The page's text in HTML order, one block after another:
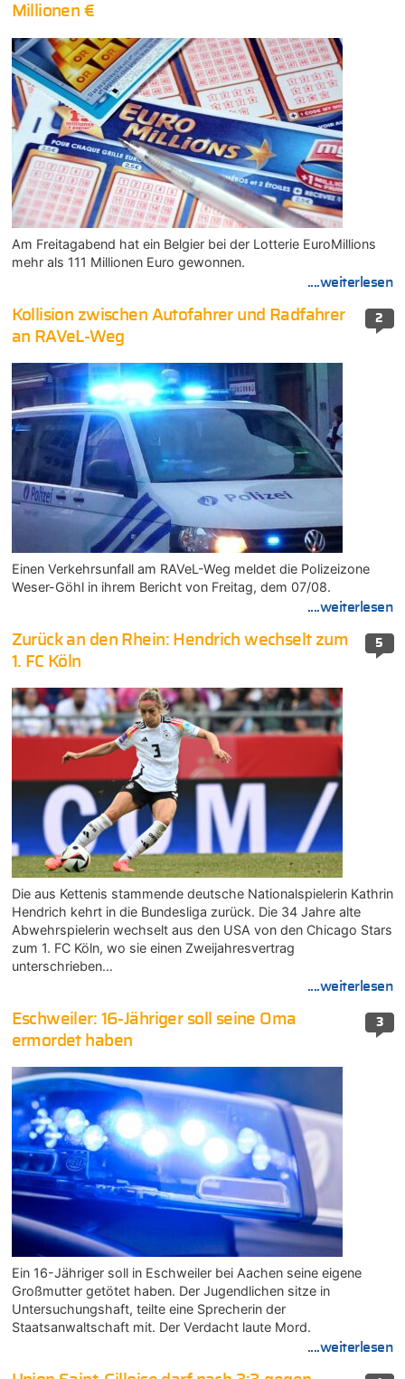
Millionen €
Am Freitagabend hat ein Belgier bei der Lotterie EuroMillions
mehr als 111 Millionen Euro gewonnen.
....weiterlesen
2
Kollision zwischen Autofahrer und Radfahrer
an RAVeL-Weg
Einen Verkehrsunfall am RAVeL-Weg meldet die Polizeizone
Weser-Göhl in ihrem Bericht von Freitag, dem 07/08.
....weiterlesen
5
Zurück an den Rhein: Hendrich wechselt zum
1. FC Köln
Die aus Kettenis stammende deutsche Nationalspielerin Kathrin
Hendrich kehrt in die Bundesliga zurück. Die 34 Jahre alte
Abwehrspielerin wechselt aus den USA von den Chicago Stars
zum 1. FC Köln, wo sie einen Zweijahresvertrag
unterschrieben…
....weiterlesen
3
Eschweiler: 16-Jähriger soll seine Oma
ermordet haben
Ein 16-Jähriger soll in Eschweiler bei Aachen seine eigene
Großmutter getötet haben. Der Jugendlichen sitze in
Untersuchungshaft, teilte eine Sprecherin der
Staatsanwaltschaft mit. Der Verdacht laute Mord.
....weiterlesen